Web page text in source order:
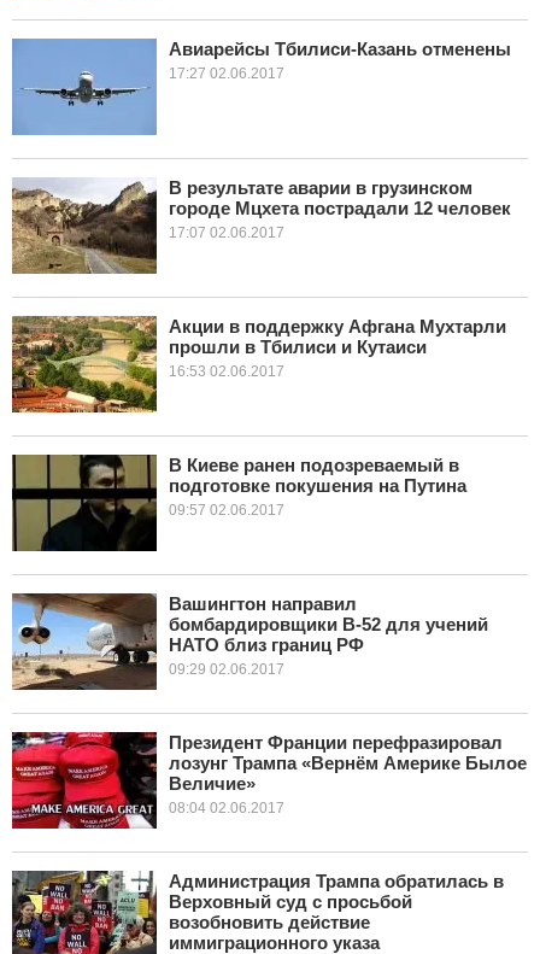
Авиарейсы Тбилиси-Казань отменены
17:27 02.06.2017
В результате аварии в грузинском
городе Мцхета пострадали 12 человек
17:07 02.06.2017
Акции в поддержку Афгана Мухтарли
прошли в Тбилиси и Кутаиси
16:53 02.06.2017
В Киеве ранен подозреваемый в
подготовке покушения на Путина
09:57 02.06.2017
Вашингтон направил
бомбардировщики B-52 для учений
НАТО близ границ РФ
09:29 02.06.2017
Президент Франции перефразировал
лозунг Трампа «Вернём Америке Былое
Величие»
08:04 02.06.2017
Администрация Трампа обратилась в
Верховный суд с просьбой
возобновить действие
иммиграционного указа